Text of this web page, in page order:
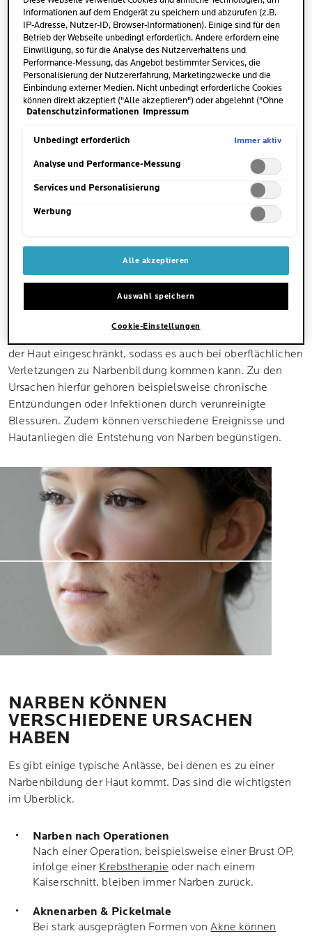
Granulationsgewebe. Es ist von zahlreichen kleinen
Blutgefäßen durchzogen und dient als vorrübergehender
Schutz der Blessur vor Schmutz und Keimen. Zudem bildet
es die Basis für die frisch entstehende Haut. Der Körper
füllt diesesGewebenach und nach mitneuen Zellen und
Kollagenfasern.
SO UNTERSCHEIDET SICH NARBENGEWEBE
VON DER HAUT
Die Struktur des auf diese Weise erneuerten Gewebes ist
jedoch nicht identisch mit der bereits vorhandenen intakten
Haut. Aus diesem Grund sind Narben auch so gut sichtbar.
elastisch gekreuzt, sondern parallel angeordnet. Es enthält
weder Talg- noch Schweißdrüsen und auch keine
Haarfollikel oder Hautfarbstoff. Daher sind
deutlich heller als die umliegende Haut.
der Haut eingeschränkt, sodass es auch bei oberflächlichen
Verletzungen zu Narbenbildung kommen kann. Zu den
Ursachen hierfür gehören beispielsweise chronische
Entzündungen oder Infektionen durch verunreinigte
Blessuren. Zudem können verschiedene Ereignisse und
Hautanliegen die Entstehung von Narben begünstigen.
NARBEN KÖNNEN
VERSCHIEDENE URSACHEN
HABEN
Es gibt einige typische Anlässe, bei denen es zu einer
Narbenbildung der Haut kommt. Das sind die wichtigsten
im Überblick.
Narben nach Operationen
Nach einer Operation, beispielsweise einer Brust OP,
infolge einer Krebstherapie oder nach einem
Kaiserschnitt, bleiben immer Narben zurück.
Aknenarben & Pickelmale
Bei stark ausgeprägten Formen vonAkne können
Informationen auf dem Endgerät zu speichern und abzurufen (z.B.
IP-Adresse, Nutzer-ID, Browser-Informationen). Einige sind für den
Betrieb der Webseite unbedingt erforderlich. Andere erfordern eine
Einwilligung, so für die Analyse des Nutzerverhaltens und
Performance-Messung, das Angebot bestimmter Services, die
Personalisierung der Nutzererfahrung, Marketingzwecke und die
Einbindung externer Medien. Nicht unbedingt erforderliche Cookies
können direkt akzeptiert ("Alle akzeptieren") oder abgelehnt ("Ohne
Einwilligung fortfahren") werden. Individuelle Anpassungen der
speichern"). Die Auswahl kann jederzeit unter dem Link "Cookie-
unsere Datenschutzinformationen.
Datenschutzinformationen Impressum
Unbedingt erforderlich Immer aktiv
Analyse und Performance-Messung
Services und Personalisierung
Werbung
Alle akzeptieren
Auswahl speichern
Cookie-Einstellungen